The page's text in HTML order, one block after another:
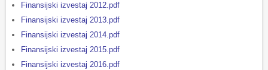
Finansijski izvestaj 2012.pdf
Finansijski izvestaj 2013.pdf
Finansijski izvestaj 2014.pdf
Finansijski izvestaj 2015.pdf
Finansijski izvestaj 2016.pdf